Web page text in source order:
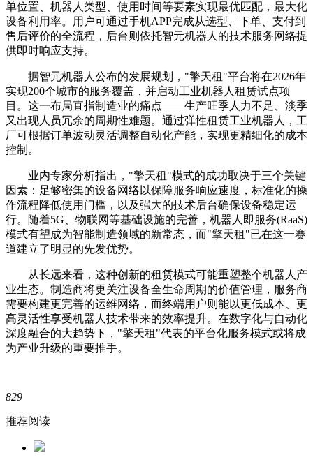
单位置、机器人类型、使用时间等要素实现最优匹配，最大化
设备利用率。用户可通过手机APP完成从选型、下单、支付到
售后评价的全流程，后台则依托智元机器人的技术服务网络提
供即时响应支持。
据智元机器人公布的发展规划，"擎天租"平台将在2026年
实现200个城市的服务覆盖，并启动工业机器人租赁试点项
目。这一布局直指制造业的痛点——生产旺季人力不足、淡季
又出现人员冗余的周期性难题。通过弹性租赁工业机器人，工
厂可根据订单波动灵活调整自动化产能，实现更精细化的成本
控制。
业内专家分析指出，"擎天租"模式的成功取决于三个关键
因素：足够密集的设备网络以保障服务响应速度，标准化的操
作流程降低使用门槛，以及强大的技术后台确保设备稳定运
行。随着5G、物联网等基础设施的完善，机器人即服务(RaaS)
模式有望成为智能制造领域的新常态，而"擎天租"已在这一赛
道建立了明显的先发优势。
从长远来看，这种创新的租赁模式可能重塑整个机器人产
业生态。制造商将更关注设备全生命周期的价值管理，服务商
需要构建更完善的运维网络，而终端用户则能以更低成本、更
高灵活性享受机器人技术带来的效率提升。在数字化与自动化
深度融合的大趋势下，"擎天租"代表的平台化服务模式或将成
为产业升级的重要推手。
829
推荐阅读